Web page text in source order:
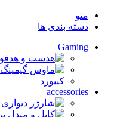
منو
دسته بندی ها
Gaming
کیبورد
accessories